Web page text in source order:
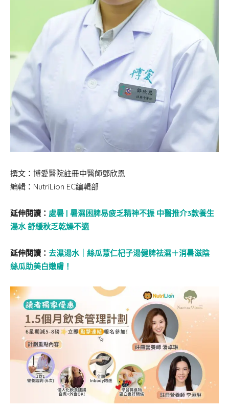
撰文：博愛醫院註冊中醫師鄧欣恩
編輯：NutriLion EC編輯部
延伸閱讀： 處暑 | 暑濕困脾易疲乏精神不振 中醫推介3款養生
湯水 舒緩秋乏乾燥不適
延伸閱讀： 去濕湯水｜絲瓜薏仁杞子湯健脾祛濕＋消暑滋陰
絲瓜助美白嫩膚！